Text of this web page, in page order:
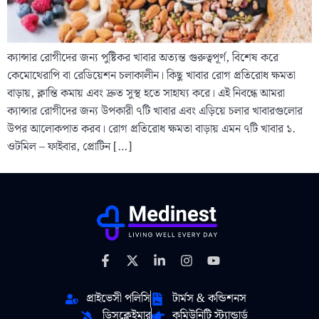
ক্যান্সার রোগীদের জন্য পুষ্টিকর খাবার অত্যন্ত গুরুত্বপূর্ণ, বিশেষ করে
কেমোথেরাপি বা রেডিয়েশন চলাকালীন। কিছু খাবার রোগ প্রতিরোধ ক্ষমতা
বাড়ায়, ক্লান্তি কমায় এবং দ্রুত সুস্থ হতে সাহায্য করে। এই নিবন্ধে আমরা
ক্যান্সার রোগীদের জন্য উপকারী ৭টি খাবার এবং এড়িয়ে চলার খাবারগুলোর
উপর আলোকপাত করব। রোগ প্রতিরোধ ক্ষমতা বাড়ায় এমন ৭টি খাবার ১.
ওটমিল – ফাইবার, প্রোটিন […]
প্রাইভেসী পলিসি
টার্মস & কন্ডিশনস